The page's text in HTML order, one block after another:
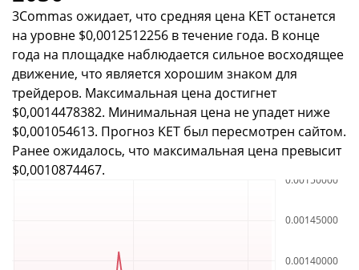
3Commas ожидает, что средняя цена KET останется
на уровне $0,0012512256 в течение года. В конце
года на площадке наблюдается сильное восходящее
движение, что является хорошим знаком для
трейдеров. Максимальная цена достигнет
$0,0014478382. Минимальная цена не упадет ниже
$0,001054613. Прогноз KET был пересмотрен сайтом.
Ранее ожидалось, что максимальная цена превысит
$0,0010874467.